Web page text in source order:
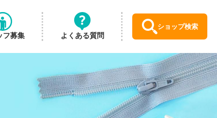
フ募集 よくある質問
ショップ検索